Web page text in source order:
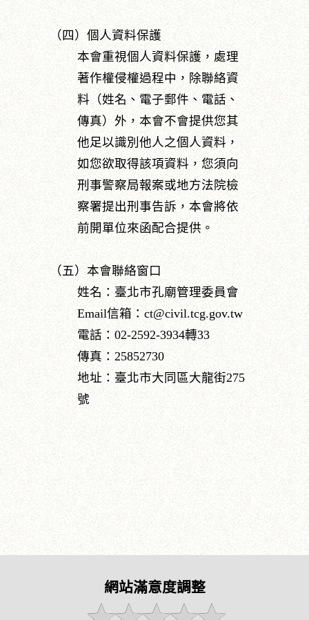
（四）個人資料保護
本會重視個人資料保護，處理
著作權侵權過程中，除聯絡資
料（姓名、電子郵件、電話、
傳真）外，本會不會提供您其
他足以識別他人之個人資料，
如您欲取得該項資料，您須向
刑事警察局報案或地方法院檢
察署提出刑事告訴，本會將依
前開單位來函配合提供。
（五）本會聯絡窗口
姓名：臺北市孔廟管理委員會
Email信箱：ct@civil.tcg.gov.tw
電話：02-2592-3934轉33
傳真：25852730
地址：臺北市大同區大龍街275
號
網站滿意度調整